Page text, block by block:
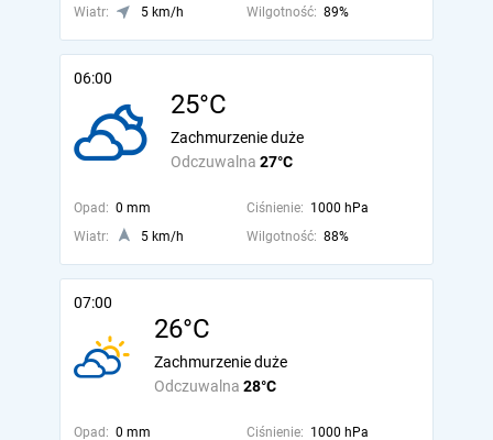
Wiatr:
5 km/h Wilgotność: 89%
06:00
25°C
Odczuwalna 27°C
Zachmurzenie duże
Opad: 0 mm Ciśnienie: 1000 hPa
Wiatr:
5 km/h Wilgotność: 88%
07:00
26°C
Odczuwalna 28°C
Zachmurzenie duże
Opad: 0 mm Ciśnienie: 1000 hPa